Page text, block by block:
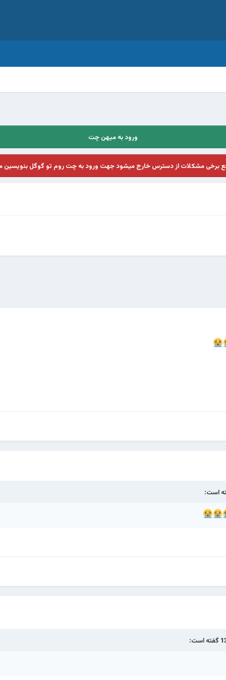
ورود به میهن چت
برخی مشکلات از دسترس خارج میشود جهت ورود به چت روم تو گوگل بنویسین
است:
گفته است: